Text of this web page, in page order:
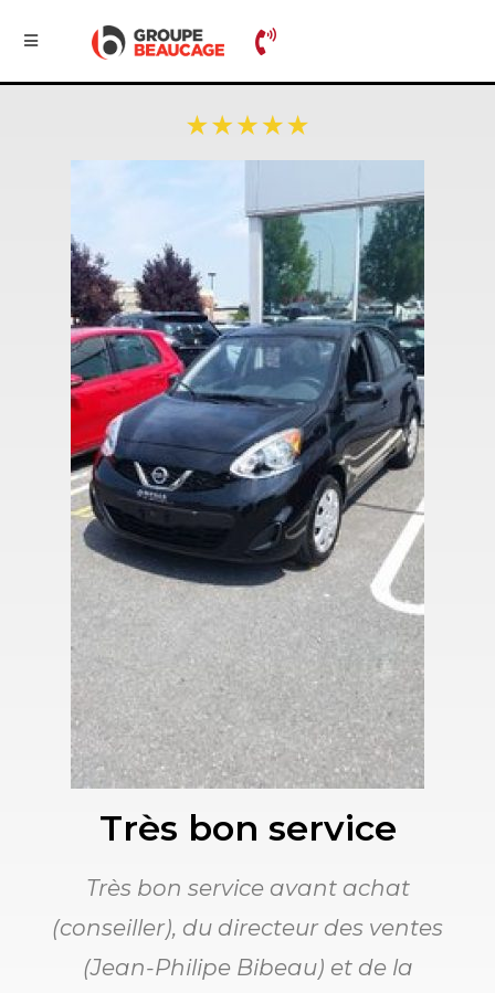
Très bon service
Très bon service avant achat
(conseiller), du directeur des ventes
(Jean-Philipe Bibeau) et de la